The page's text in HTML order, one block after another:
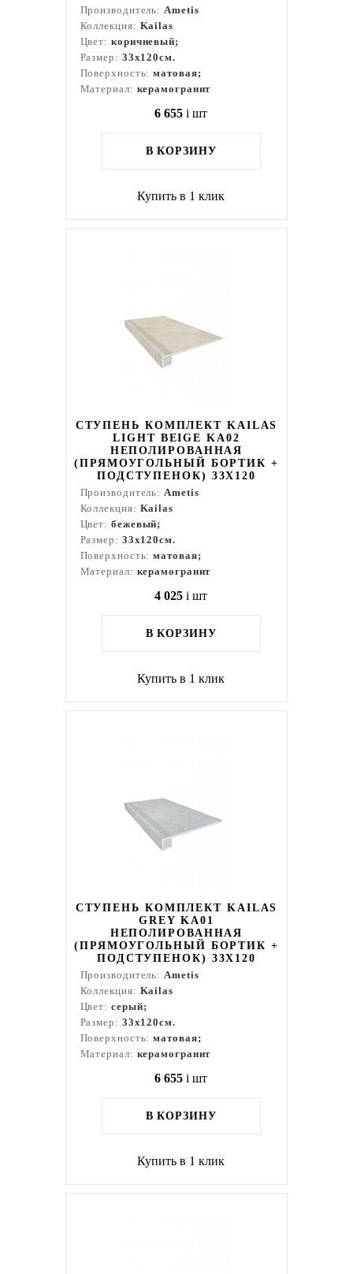
Производитель:Ametis
Коллекция: Kailas
Цвет: коричневый;
Размер: 33x120см.
Поверхность:матовая;
Материал: керамогранит
6 655 i шт
В КОРЗИНУ
Купить в 1 клик
СТУПЕНЬ КОМПЛЕКТ KAILAS
LIGHT BEIGE KA02
НЕПОЛИРОВАННАЯ
(ПРЯМОУГОЛЬНЫЙ БОРТИК +
ПОДСТУПЕНОК) 33X120
Производитель:Ametis
Коллекция: Kailas
Цвет: бежевый;
Размер: 33x120см.
Поверхность:матовая;
Материал: керамогранит
4 025 i шт
В КОРЗИНУ
Купить в 1 клик
СТУПЕНЬ КОМПЛЕКТ KAILAS
GREY KA01
НЕПОЛИРОВАННАЯ
(ПРЯМОУГОЛЬНЫЙ БОРТИК +
ПОДСТУПЕНОК) 33X120
Производитель:Ametis
Коллекция: Kailas
Цвет: серый;
Размер: 33x120см.
Поверхность:матовая;
Материал: керамогранит
6 655 i шт
В КОРЗИНУ
Купить в 1 клик